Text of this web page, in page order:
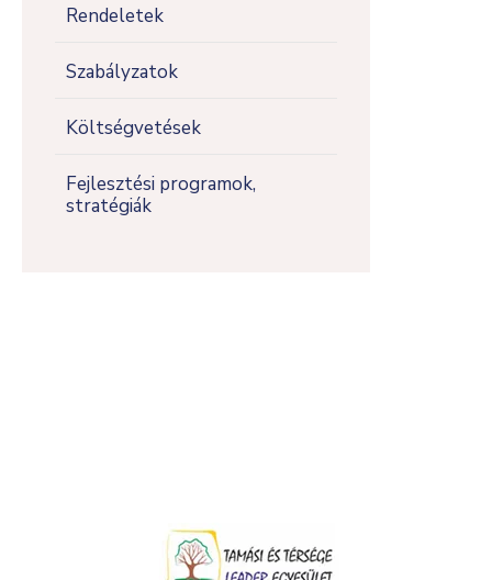
Rendeletek
Szabályzatok
Költségvetések
Fejlesztési programok,
stratégiák